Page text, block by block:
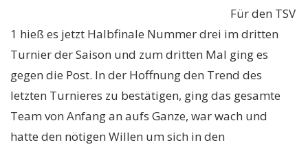
Für den TSV
1 hieß es jetzt Halbfinale Nummer drei im dritten
Turnier der Saison und zum dritten Mal ging es
gegen die Post. In der Hoffnung den Trend des
letzten Turnieres zu bestätigen, ging das gesamte
Team von Anfang an aufs Ganze, war wach und
hatte den nötigen Willen um sich in den